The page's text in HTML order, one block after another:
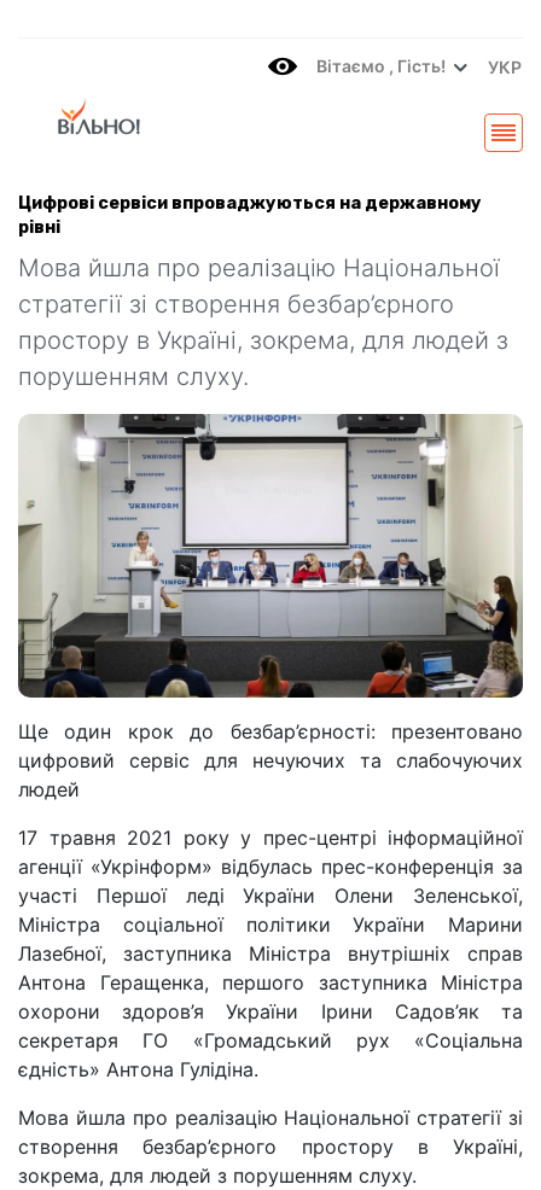
Вітаємo , Гість! УКР
Цифрові сервіси впроваджуються на державному
рівні
Мова йшла про реалізацію Національної
стратегії зі створення безбар’єрного
простору в Україні, зокрема, для людей з
порушенням слуху.
Ще один крок до безбар’єрності: презентовано
цифровий сервіс для нечуючих та слабочуючих
людей
17 травня 2021 року у прес-центрі інформаційної
агенції «Укрінформ» відбулась прес-конференція за
участі Першої леді України Олени Зеленської,
Міністра соціальної політики України Марини
Лазебної, заступника Міністра внутрішніх справ
Антона Геращенка, першого заступника Міністра
охорони здоров’я України Ірини Садов’як та
секретаря ГО «Громадський рух «Соціальна
єдність» Антона Гулідіна.
Мова йшла про реалізацію Національної стратегії зі
створення безбар’єрного простору в Україні,
зокрема, для людей з порушенням слуху.